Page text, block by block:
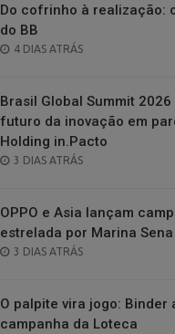
Do cofrinho à realização:
do BB
POSTED
4 DIAS ATRÁS
Brasil Global Summit
futuro da inovação em
Holding in.Pacto
POSTED
3 DIAS ATRÁS
OPPO e Asia lançam
estrelada por Marina Sena
POSTED
3 DIAS ATRÁS
O palpite vira jogo: Binder
campanha da Loteca